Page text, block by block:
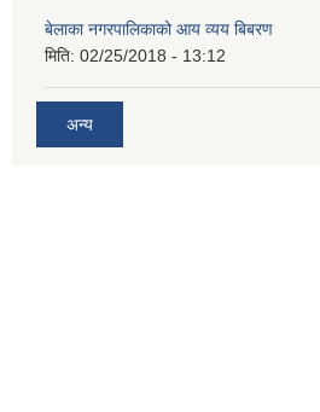
बेलाका नगरपालिकाको आय व्यय बिबरण
मिति: 02/25/2018 - 13:12
अन्य